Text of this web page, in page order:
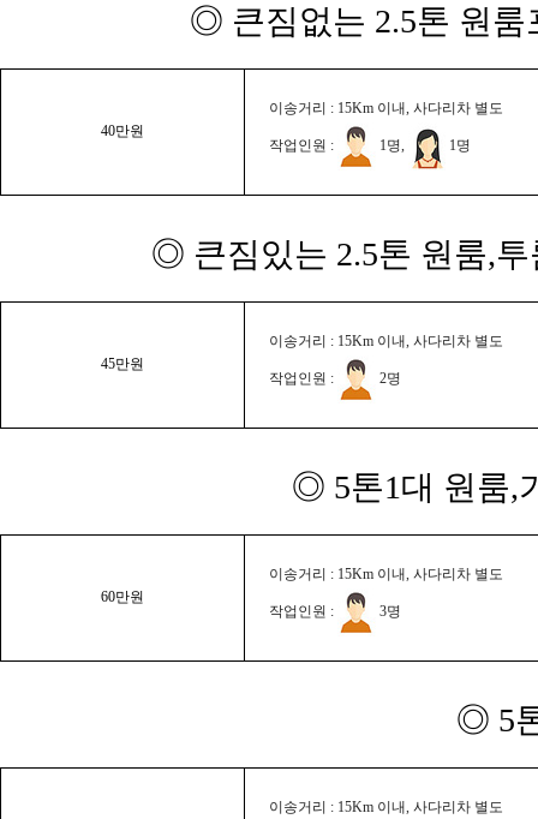
◎ 큰짐없는 2.5톤 원룸
40만원
이송거리 : 15Km 이내, 사다리차 별도
작업인원 : 1명, 1명
◎ 큰짐있는 2.5톤 원룸,
45만원
이송거리 : 15Km 이내, 사다리차 별도
작업인원 : 2명
◎ 5톤1대 원룸,
60만원
이송거리 : 15Km 이내, 사다리차 별도
작업인원 : 3명
◎ 5
이송거리 : 15Km 이내, 사다리차 별도